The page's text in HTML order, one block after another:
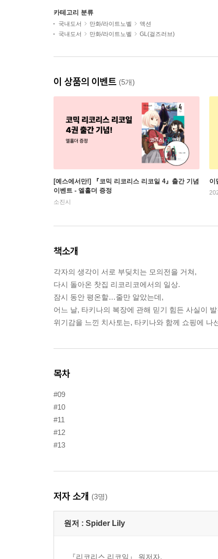
카테고리 분류
국내도서 만화/라이트노벨
액션
국내도서
만화/라이트노벨 GL(걸즈러브)
이 상품의 이벤트 (5개)
[예스에서만!] 『코믹 리코리스 리코일 4』출간 기념
이벤트 - 엘홀더 증정
소진시
이
책소개
각자의 생각이 서로 부딪치는 모의전을 거쳐,
다시 돌아온 찻집 리코리코에서의 일상.
잠시 동안 평온할…줄만 알았는데,
어느 날, 타키나의 복장에 관해 믿기 힘든 사실이
위기감을 느낀 치사토는, 타키나와 함께 쇼핑에 나
목차
#09
#10
#11
#12
#13
저자 소개 (3명)
원저 : Spider Lily
『리코리스 리코일』 원저자.